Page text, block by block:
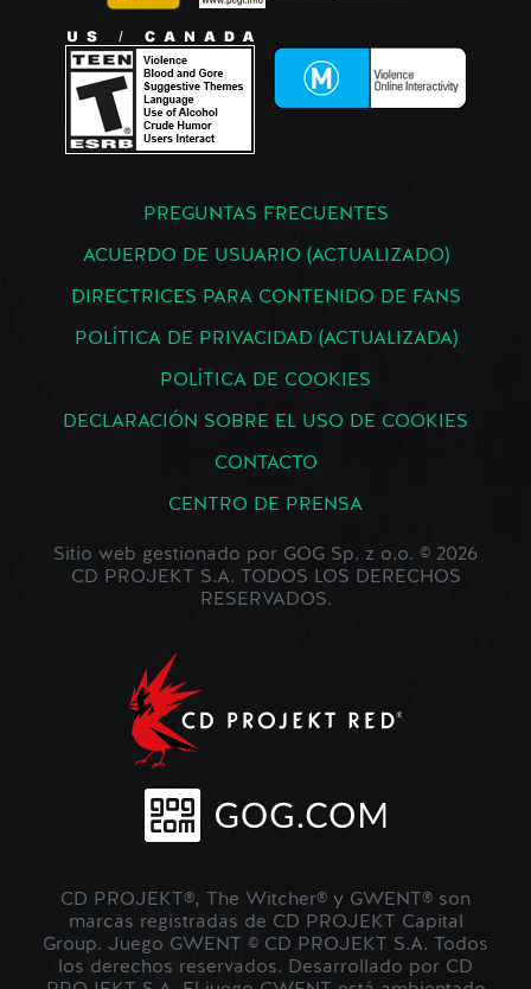
PREGUNTAS FRECUENTES
ACUERDO DE USUARIO (ACTUALIZADO)
DIRECTRICES PARA CONTENIDO DE FANS
POLÍTICA DE PRIVACIDAD (ACTUALIZADA)
POLÍTICA DE COOKIES
DECLARACIÓN SOBRE EL USO DE COOKIES
CONTACTO
CENTRO DE PRENSA
Sitio web gestionado por GOG Sp. z o.o. © 2026
CD PROJEKT S.A. TODOS LOS DERECHOS
RESERVADOS.
CD PROJEKT®, The Witcher® y GWENT® son
marcas registradas de CD PROJEKT Capital
Group. Juego GWENT © CD PROJEKT S.A. Todos
los derechos reservados. Desarrollado por CD